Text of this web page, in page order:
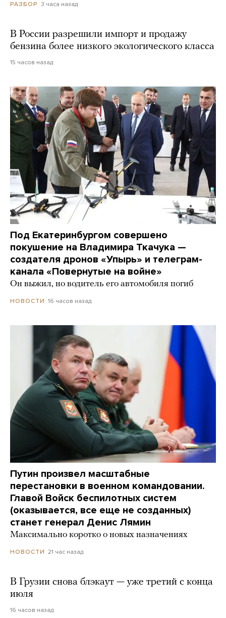
РАЗБОР 3 часа назад
В России разрешили импорт и продажу
бензина более низкого экологического класса
15 часов назад
Под Екатеринбургом совершено
покушение на Владимира Ткачука —
создателя дронов «Упырь» и телеграм-
канала «Повернутые на войне»
Он выжил, но водитель его автомобиля погиб
НОВОСТИ 16 часов назад
Путин произвел масштабные
перестановки в военном командовании.
Главой Войск беспилотных систем
(оказывается, все еще не созданных)
станет генерал Денис Лямин
Максимально коротко о новых назначениях
НОВОСТИ 21 час назад
В Грузии снова блэкаут — уже третий с конца
июля
16 часов назад